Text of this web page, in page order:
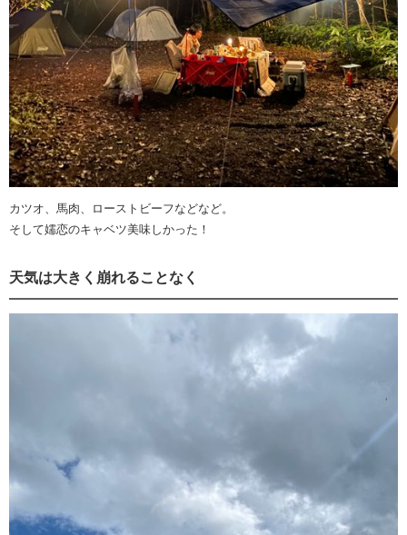
カツオ、馬肉、ローストビーフなどなど。
そして嬬恋のキャベツ美味しかった！
天気は大きく崩れることなく